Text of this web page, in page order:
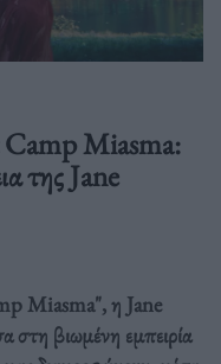
Camp Miasma:
της Jane
Miasma", η Jane
στη βιωμένη εμπειρία